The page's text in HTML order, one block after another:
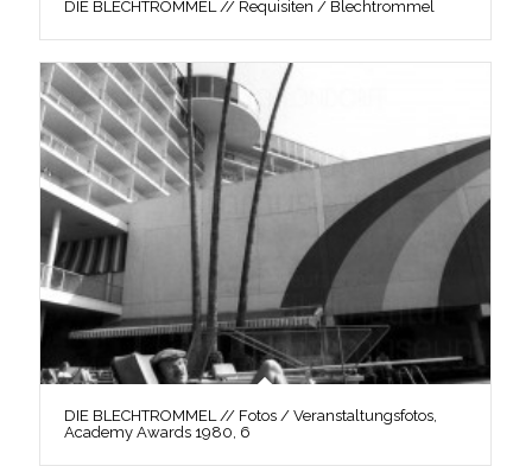
DIE BLECHTROMMEL // Requisiten / Blechtrommel
DIE BLECHTROMMEL // Fotos / Veranstaltungsfotos,
Academy Awards 1980, 6